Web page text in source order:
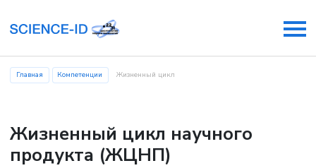
Главная Компетенции Жизненный цикл
Жизненный цикл научного
продукта (ЖЦНП)